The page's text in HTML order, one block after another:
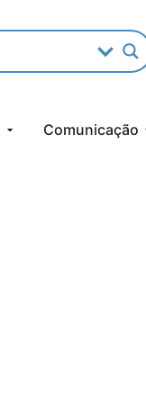
Comunicação